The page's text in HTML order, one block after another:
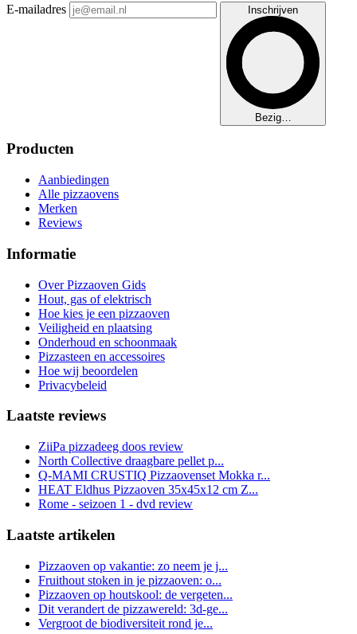
E-mailadres Inschrijven
Bezig…
Producten
Aanbiedingen
Alle pizzaovens
Merken
Reviews
Informatie
Over Pizzaoven Gids
Hout, gas of elektrisch
Hoe kies je een pizzaoven
Veiligheid en plaatsing
Onderhoud en schoonmaak
Pizzasteen en accessoires
Hoe wij beoordelen
Privacybeleid
Laatste reviews
ZiiPa pizzadeeg doos review
North Collective draagbare pellet p...
Q-MAMI CRUSTIQ Pizzaovenset Mokka r...
HEAT Eldhus Pizzaoven 35x45x12 cm Z...
Rome - seizoen 1 - dvd review
Laatste artikelen
Pizzaoven op vakantie: zo neem je j...
Fruithout stoken in je pizzaoven: o...
Pizzaoven op houtskool: de vergeten...
Dit verandert de pizzawereld: 3d-ge...
Vergroot de biodiversiteit rond je...